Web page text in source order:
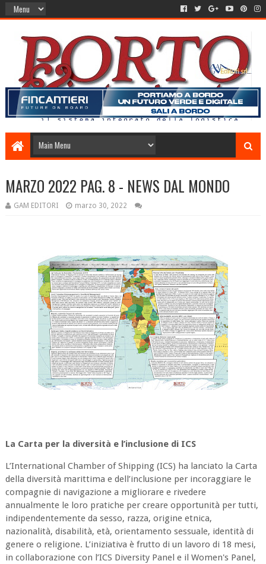
MARZO 2022 PAG. 8 - NEWS DAL MONDO
GAM EDITORI marzo 30, 2022
La Carta per la diversità e l’inclusione di ICS
L’International Chamber of Shipping (ICS) ha lanciato la Carta
della diversità marittima e dell’inclusione per incoraggiare le
compagnie di navigazione a migliorare e rivedere
annualmente le loro pratiche per creare opportunità per tutti,
indipendentemente da sesso, razza, origine etnica,
nazionalità, disabilità, età, orientamento sessuale, identità di
genere o religione. L’iniziativa è frutto di un lavoro di 18 mesi,
in collaborazione con l’ICS Diversity Panel e il Women's Panel,